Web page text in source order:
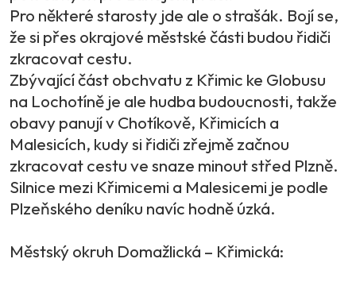
Pro některé starosty jde ale o strašák. Bojí se,
že si přes okrajové městské části budou řidiči
zkracovat cestu.
Zbývající část obchvatu z Křimic ke Globusu
na Lochotíně je ale hudba budoucnosti, takže
obavy panují v Chotíkově, Křimicích a
Malesicích, kudy si řidiči zřejmě začnou
zkracovat cestu ve snaze minout střed Plzně.
Silnice mezi Křimicemi a Malesicemi je podle
Plzeňského deníku navíc hodně úzká.
Městský okruh Domažlická – Křimická: